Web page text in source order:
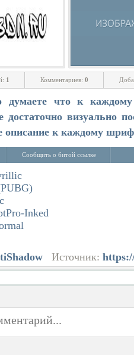
1 Комментариев: 0
думаете что к
достаточно визуально
описание к каждому
Сообщить о битой ссылке
Inked
Источник: